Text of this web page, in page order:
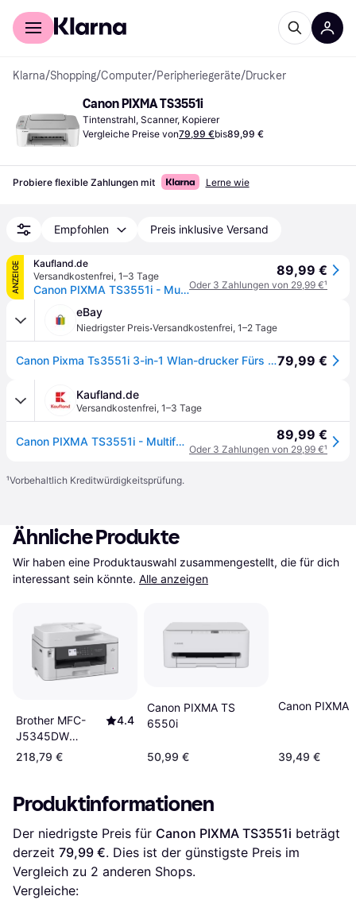
Für Shopper
Klarna/Shopping/Computer/Peripheriegeräte/Drucker
Canon PIXMA TS3551i
Tintenstrahl, Scanner, Kopierer
Vergleiche Preise von79,99 €bis89,99 €
Probiere flexible Zahlungen mit Lerne wie
Empfohlen Preis inklusive Versand
ANZEIGE
Kaufland.de
Versandkostenfrei, 1–3 Tage
Canon PIXMA TS3551i - Multifunktionsdrucker - Farbe - Tintenstrahl - Legal (216 x 356 mm)/
89,99 €
Oder 3 Zahlungen von 29,99 €¹
eBay
Niedrigster Preis·Versandkostenfrei, 1–2 Tage
Canon Pixma Ts3551i 3-in-1 Wlan-drucker Fürs Homeoffice, Kopierer Und Scanner –79,99 €
Kaufland.de
Versandkostenfrei, 1–3 Tage
Canon PIXMA TS3551i - Multifunktionsdrucker - Farbe - Tintenstrahl - Legal (216 x 356 mm)/ 89,99 €
Oder 3 Zahlungen von 29,99 €¹
¹Vorbehaltlich Kreditwürdigkeitsprüfung.
Ähnliche Produkte
Wir haben eine Produktauswahl zusammengestellt, die für dich
interessant sein könnte. Alle anzeigen
Brother MFC-
J5345DW
Multifunktionsdrucker
4.4
218,79 €
Canon PIXMA TS
6550i
50,99 €
Canon PIXMA
39,49 €
Produktinformationen
Der niedrigste Preis für Canon PIXMA TS3551i beträgt
derzeit 79,99 €. Dies ist der günstigste Preis im
Vergleich zu 2 anderen Shops.
Vergleiche: